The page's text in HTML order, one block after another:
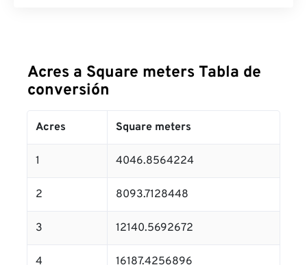
Acres a Square meters Tabla de
conversión
Acres Square meters
1 4046.8564224
2 8093.7128448
3 12140.5692672
4 16187.4256896